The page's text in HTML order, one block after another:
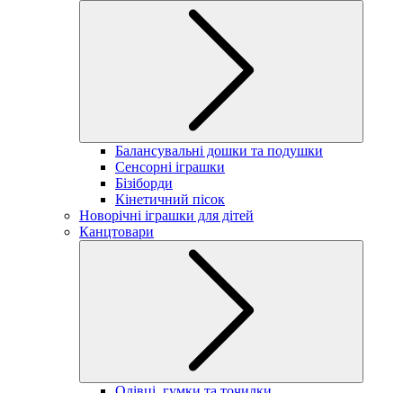
Балансувальні дошки та подушки
Сенсорні іграшки
Бізіборди
Кінетичний пісок
Новорічні іграшки для дітей
Канцтовари